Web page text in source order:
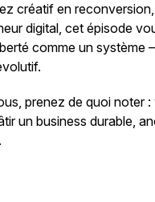
créatif en
digital, cet épisode
comme un système
prenez de quoi noter :
un business durable,